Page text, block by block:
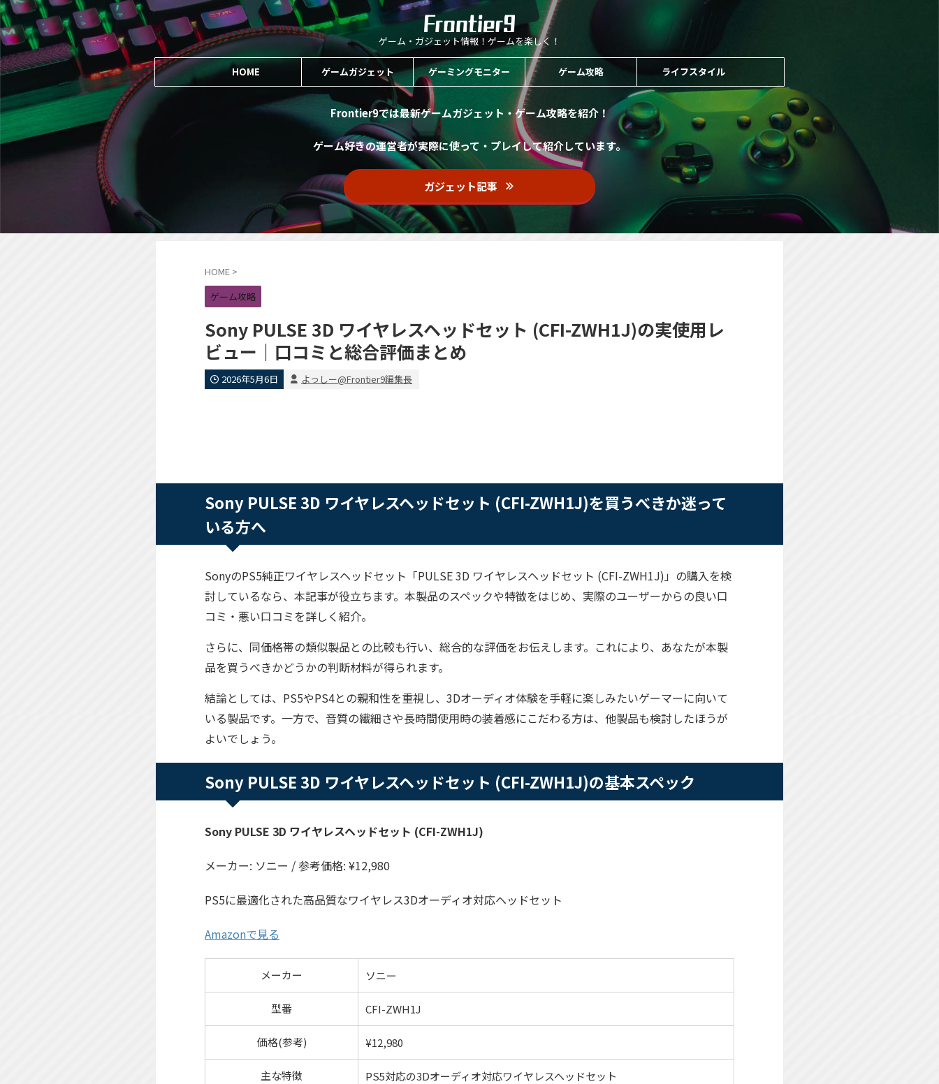
ゲーム・ガジェット情報！ゲームを楽しく！
HOME ゲームガジェット ゲーミングモニター ゲーム攻略 ライフスタイル
Frontier9では最新ゲームガジェット・ゲーム攻略を紹介！
ゲーム好きの運営者が実際に使って・プレイして紹介しています。
ガジェット記事
HOME >
ゲーム攻略
Sony PULSE 3D ワイヤレスヘッドセット (CFI-ZWH1J)の実使用レ
ビュー｜口コミと総合評価まとめ
2026年5月6日 よっしー@Frontier9編集長
Sony PULSE 3D ワイヤレスヘッドセット (CFI-ZWH1J)を買うべきか迷って
いる方へ
SonyのPS5純正ワイヤレスヘッドセット「PULSE 3D ワイヤレスヘッドセット (CFI-ZWH1J)」の購入を検
討しているなら、本記事が役立ちます。本製品のスペックや特徴をはじめ、実際のユーザーからの良い口
コミ・悪い口コミを詳しく紹介。
さらに、同価格帯の類似製品との比較も行い、総合的な評価をお伝えします。これにより、あなたが本製
品を買うべきかどうかの判断材料が得られます。
結論としては、PS5やPS4との親和性を重視し、3Dオーディオ体験を手軽に楽しみたいゲーマーに向いて
いる製品です。一方で、音質の繊細さや長時間使用時の装着感にこだわる方は、他製品も検討したほうが
よいでしょう。
Sony PULSE 3D ワイヤレスヘッドセット (CFI-ZWH1J)の基本スペック
Sony PULSE 3D ワイヤレスヘッドセット (CFI-ZWH1J)
メーカー: ソニー / 参考価格: ¥12,980
PS5に最適化された高品質なワイヤレス3Dオーディオ対応ヘッドセット
Amazonで見る
メーカー ソニー
型番 CFI-ZWH1J
価格(参考) ¥12,980
主な特徴 PS5対応の3Dオーディオ対応ワイヤレスヘッドセット